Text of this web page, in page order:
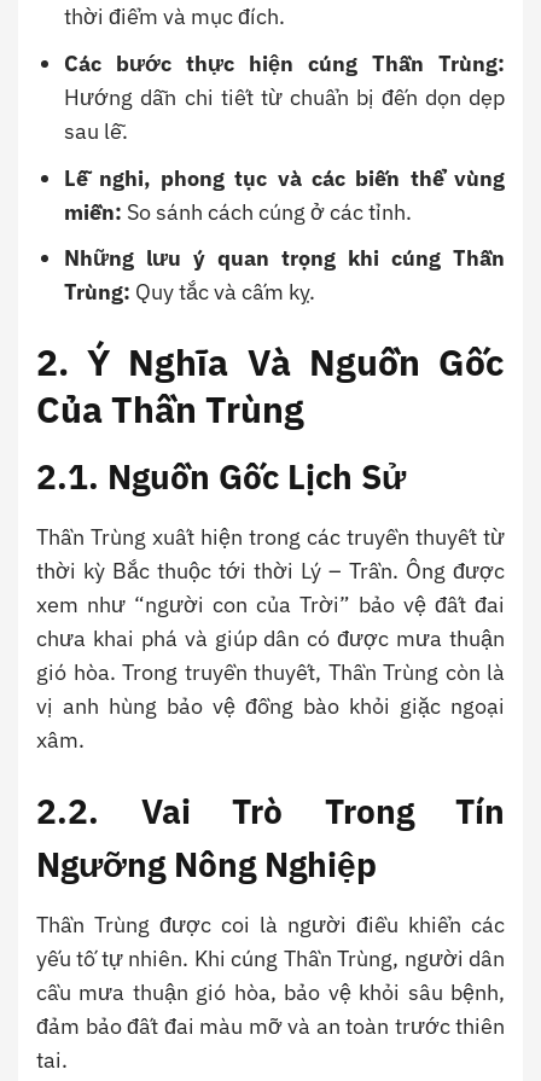
thời điểm và mục đích.
Các bước thực hiện cúng Thần Trùng:
Hướng dẫn chi tiết từ chuẩn bị đến dọn dẹp
sau lễ.
Lễ nghi, phong tục và các biến thể vùng
miền: So sánh cách cúng ở các tỉnh.
Những lưu ý quan trọng khi cúng Thần
Trùng: Quy tắc và cấm kỵ.
2. Ý Nghĩa Và Nguồn Gốc
Của Thần Trùng
2.1. Nguồn Gốc Lịch Sử
Thần Trùng xuất hiện trong các truyền thuyết từ
thời kỳ Bắc thuộc tới thời Lý – Trần. Ông được
xem như “người con của Trời” bảo vệ đất đai
chưa khai phá và giúp dân có được mưa thuận
gió hòa. Trong truyền thuyết, Thần Trùng còn là
vị anh hùng bảo vệ đồng bào khỏi giặc ngoại
xâm.
2.2. Vai Trò Trong Tín
Ngưỡng Nông Nghiệp
Thần Trùng được coi là người điều khiển các
yếu tố tự nhiên. Khi cúng Thần Trùng, người dân
cầu mưa thuận gió hòa, bảo vệ khỏi sâu bệnh,
đảm bảo đất đai màu mỡ và an toàn trước thiên
tai.